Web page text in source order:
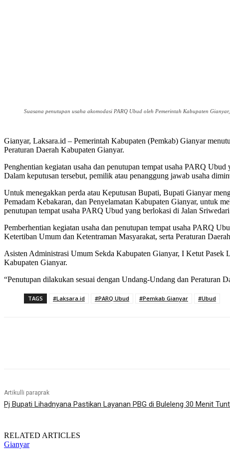
Suasana penutupan usaha akomodasi PARQ Ubud oleh Pemerintah Kabupaten
Gianyar, Laksara.id – Pemerintah Kabupaten (Pemkab) Gianyar
Peraturan Daerah Kabupaten Gianyar.
Penghentian kegiatan usaha dan penutupan tempat usaha PARQ
Dalam keputusan tersebut, pemilik atau penanggung jawab usaha
Untuk menegakkan perda atau Keputusan Bupati, Bupati Gianyar
Pemadam Kebakaran, dan Penyelamatan Kabupaten Gianyar, untuk
penutupan tempat usaha PARQ Ubud yang berlokasi di Jalan
Pemberhentian kegiatan usaha dan penutupan tempat usaha PARQ
Ketertiban Umum dan Ketentraman Masyarakat, serta Peraturan
Asisten Administrasi Umum Sekda Kabupaten Gianyar, I Ketut Pasek
Kabupaten Gianyar.
“Penutupan dilakukan sesuai dengan Undang-Undang dan Peraturan
TAGS #Laksara.id #PARQ Ubud #Pemkab Gianyar #Ubud
Artikulli paraprak
Pj Bupati Lihadnyana Pastikan Layanan PBG di Buleleng 30 Menit
RELATED ARTICLES
Gianyar